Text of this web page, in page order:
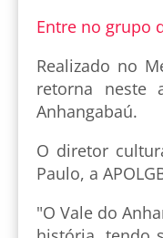
Entre no grupo
Realizado no
retorna neste
Anhangabaú.
O diretor
Paulo, a
"O Vale do